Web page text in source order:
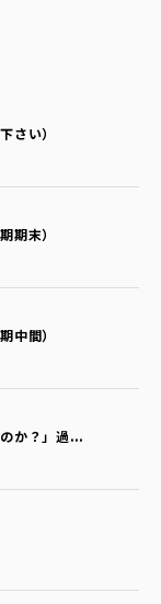
さい）
期末）
中間）
か？」過...